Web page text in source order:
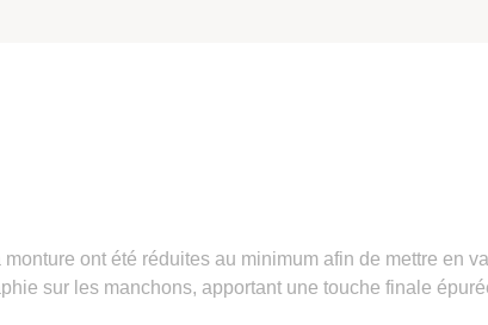
ont été réduites au minimum afin de mettre en
sur les manchons, apportant une touche finale